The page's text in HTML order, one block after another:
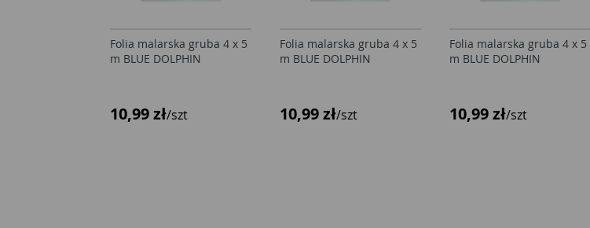
Folia malarska gruba 4 x 5
m BLUE DOLPHIN
10,99 zł/szt
Folia malarska gruba 4 x 5
m BLUE DOLPHIN
10,99 zł/szt
Folia malarska gruba 4 x 5
m BLUE DOLPHIN
10,99 zł/szt